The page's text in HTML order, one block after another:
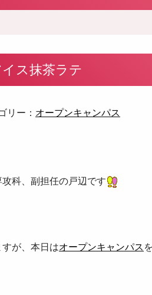
ス抹茶ラテ
リー： オープンキャンパス
攻科、副担任の戸辺です
が、本日はオープンキャンパス